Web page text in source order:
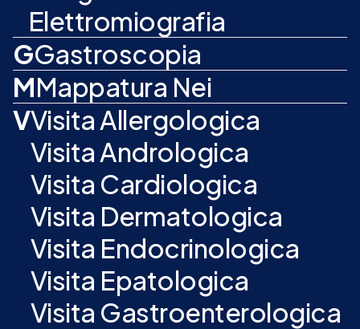
Elettromiografia
GGastroscopia
MMappatura Nei
VVisita Allergologica
Visita Andrologica
Visita Cardiologica
Visita Dermatologica
Visita Endocrinologica
Visita Epatologica
Visita Gastroenterologica